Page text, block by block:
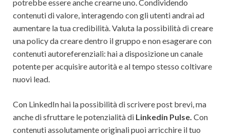
potrebbe essere anche crearne uno. Condividendo
contenuti di valore, interagendo con gli utenti andrai ad
aumentare la tua credibilità. Valuta la possibilità di creare
una policy da creare dentro il gruppo e non esagerare con
contenuti autoreferenziali: hai a disposizione un canale
potente per acquisire autorità e al tempo stesso coltivare
nuovi lead.
Con LinkedIn hai la possibilità di scrivere post brevi, ma
anche di sfruttare le potenzialità di Linkedin Pulse. Con
contenuti assolutamente originali puoi arricchire il tuo